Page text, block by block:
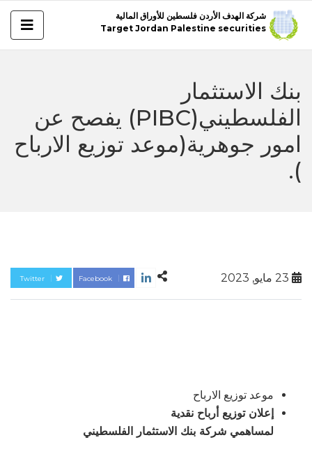
شركة الهدف الأردن فلسطين للأوراق المالية
Target Jordan Palestine securities
بنك الاستثمار
الفلسطيني(PIBC) يفصح عن
امور جوهرية(موعد توزيع الارباح
).
Twitter Facebook
موعد توزيع الارباح
إعلان توزيع أرباح نقدية
لمساهمي شركة بنك الاستثمار الفلسطيني